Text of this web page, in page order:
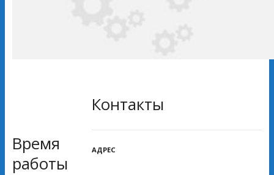
Время
работы
Контакты
АДРЕС